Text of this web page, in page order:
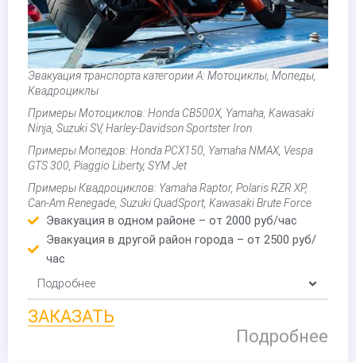
Эвакуация транспорта категории А: Мотоциклы, Мопеды,
Квадроциклы
Примеры Мотоциклов: Honda CB500X, Yamaha, Kawasaki
Ninja, Suzuki SV, Harley-Davidson Sportster Iron
Примеры Мопедов: Honda PCX150, Yamaha NMAX, Vespa
GTS 300, Piaggio Liberty, SYM Jet
Примеры Квадроциклов: Yamaha Raptor, Polaris RZR XP,
Can-Am Renegade, Suzuki QuadSport, Kawasaki Brute Force
Эвакуация в одном районе – от 2000 руб/час
Эвакуация в другой район города – от 2500 руб/
час
Подробнее
ЗАКАЗАТЬ
Подробнее